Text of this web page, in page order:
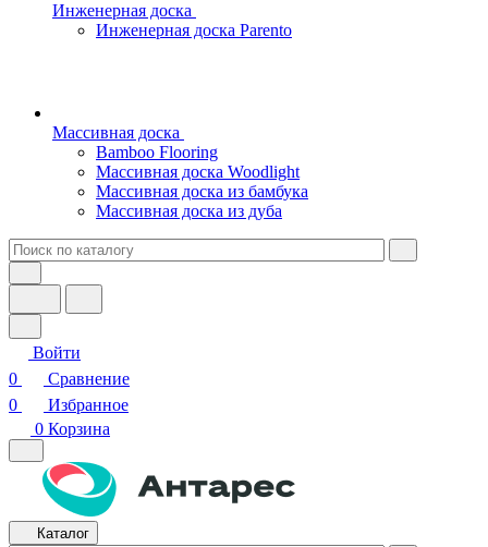
Инженерная доска
Инженерная доска Parento
Массивная доска
Bamboo Flooring
Массивная доска Woodlight
Массивная доска из бамбука
Массивная доска из дуба
Войти
0
Сравнение
0
Избранное
0 Корзина
Каталог